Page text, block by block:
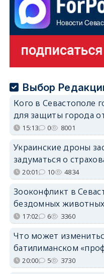
Выбор
Кого в Севастополе
для защиты города
15:13 0 8001
Украинские дроны
задуматься о
20:01 10 4834
Зооконфликт в
бездомных
17:02 6 3360
Что может
батилиманском
20:00 5 3730